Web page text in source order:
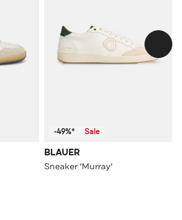
-49%* Sale
BLAUER
Sneaker 'Murray'